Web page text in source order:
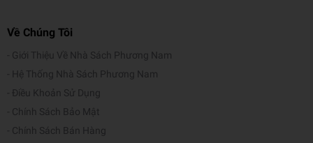
Về Chúng Tôi
Giới Thiệu Về Nhà Sách Phương Nam
Hệ Thống Nhà Sách Phương Nam
Điều Khoản Sử Dụng
Chính Sách Bảo Mật
Chính Sách Bán Hàng